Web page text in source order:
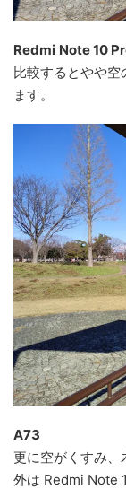
Redmi Note 10
比較するとやや空
ます。
A73
更に空がくすみ、
外は Redmi Note